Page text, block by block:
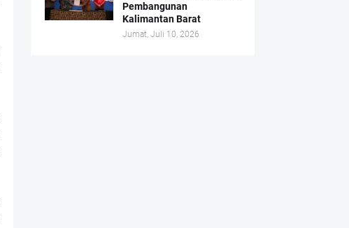
Pembangunan
Kalimantan Barat
Jumat, Juli 10, 2026